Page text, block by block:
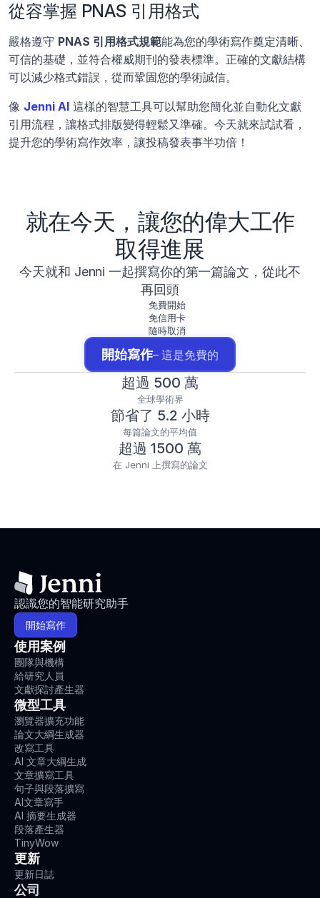
從容掌握 PNAS 引用格式
嚴格遵守 PNAS 引用格式規範能為您的學術寫作奠定清晰、
可信的基礎，並符合權威期刊的發表標準。正確的文獻結構
可以減少格式錯誤，從而鞏固您的學術誠信。
像 Jenni AI 這樣的智慧工具可以幫助您簡化並自動化文獻
引用流程，讓格式排版變得輕鬆又準確。今天就來試試看，
提升您的學術寫作效率，讓投稿發表事半功倍！
就在今天，讓您的偉大工作
取得進展
今天就和 Jenni 一起撰寫你的第一篇論文，從此不
再回頭
免費開始
免信用卡
隨時取消
開始寫作– 這是免費的
超過 500 萬
全球學術界
節省了 5.2 小時
每篇論文的平均值
超過 1500 萬
在 Jenni 上撰寫的論文
認識您的智能研究助手
開始寫作
使用案例
團隊與機構
給研究人員
文獻探討產生器
微型工具
瀏覽器擴充功能
論文大綱生成器
改寫工具
AI 文章大綱生成
文章擴寫工具
句子與段落擴寫
AI文章寫手
AI 摘要生成器
段落產生器
TinyWow
更新
更新日誌
公司